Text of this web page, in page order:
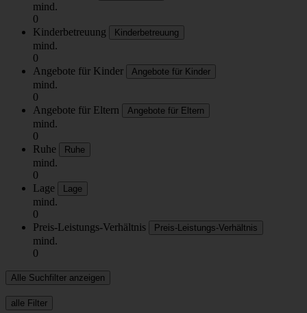
mind.
0
Kinderbetreuung
Kinderbetreuung
mind.
0
Angebote für Kinder
Angebote für Kinder
mind.
0
Angebote für Eltern
Angebote für Eltern
mind.
0
Ruhe
Ruhe
mind.
0
Lage
Lage
mind.
0
Preis-Leistungs-Verhältnis
Preis-Leistungs-Verhältnis
mind.
0
Alle Suchfilter anzeigen
alle Filter